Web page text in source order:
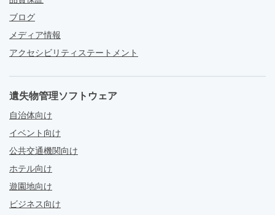
ブログ
メディア情報
アクセシビリティステートメント
遺失物管理ソフトウェア
自治体向け
イベント向け
公共交通機関向け
ホテル向け
遊園地向け
ビジネス向け